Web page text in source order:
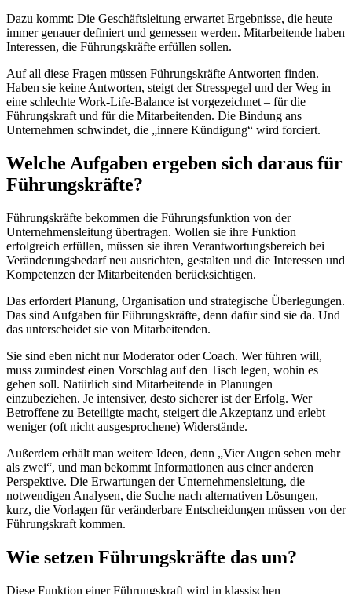
Dazu kommt: Die Geschäftsleitung erwartet Ergebnisse, die heute
immer genauer definiert und gemessen werden. Mitarbeitende haben
Interessen, die Führungskräfte erfüllen sollen.
Auf all diese Fragen müssen Führungskräfte Antworten finden.
Haben sie keine Antworten, steigt der Stresspegel und der Weg in
eine schlechte Work-Life-Balance ist vorgezeichnet – für die
Führungskraft und für die Mitarbeitenden. Die Bindung ans
Unternehmen schwindet, die „innere Kündigung“ wird forciert.
Welche Aufgaben ergeben sich daraus für
Führungskräfte?
Führungskräfte bekommen die Führungsfunktion von der
Unternehmensleitung übertragen. Wollen sie ihre Funktion
erfolgreich erfüllen, müssen sie ihren Verantwortungsbereich bei
Veränderungsbedarf neu ausrichten, gestalten und die Interessen und
Kompetenzen der Mitarbeitenden berücksichtigen.
Das erfordert Planung, Organisation und strategische Überlegungen.
Das sind Aufgaben für Führungskräfte, denn dafür sind sie da. Und
das unterscheidet sie von Mitarbeitenden.
Sie sind eben nicht nur Moderator oder Coach. Wer führen will,
muss zumindest einen Vorschlag auf den Tisch legen, wohin es
gehen soll. Natürlich sind Mitarbeitende in Planungen
einzubeziehen. Je intensiver, desto sicherer ist der Erfolg. Wer
Betroffene zu Beteiligte macht, steigert die Akzeptanz und erlebt
weniger (oft nicht ausgesprochene) Widerstände.
Außerdem erhält man weitere Ideen, denn „Vier Augen sehen mehr
als zwei“, und man bekommt Informationen aus einer anderen
Perspektive. Die Erwartungen der Unternehmensleitung, die
notwendigen Analysen, die Suche nach alternativen Lösungen,
kurz, die Vorlagen für veränderbare Entscheidungen müssen von der
Führungskraft kommen.
Wie setzen Führungskräfte das um?
Diese Funktion einer Führungskraft wird in klassischen